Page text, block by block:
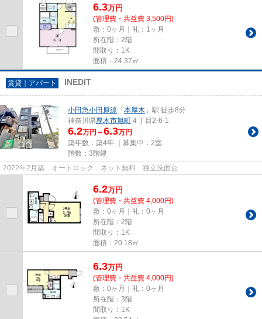
6.3万円
(管理費・共益費 3,500円)
敷：0ヶ月｜礼：1ヶ月
所在階：2階
間取り：1K
面積：24.37㎡
賃貸｜アパート INEDIT
小田急小田原線 「本厚木 」駅 徒歩8分
神奈川県厚木市旭町 ４丁目2-6-1
6.2万円～6.3万円
築年数：築4年 ｜募集中： 2室
階数：3階建
2022年2月築 オートロック ネット無料 独立洗面台
6.2万円
(管理費・共益費 4,000円)
敷：0ヶ月｜礼：0ヶ月
所在階：2階
間取り：1K
面積：20.18㎡
6.3万円
(管理費・共益費 4,000円)
敷：0ヶ月｜礼：0ヶ月
所在階：3階
間取り：1K